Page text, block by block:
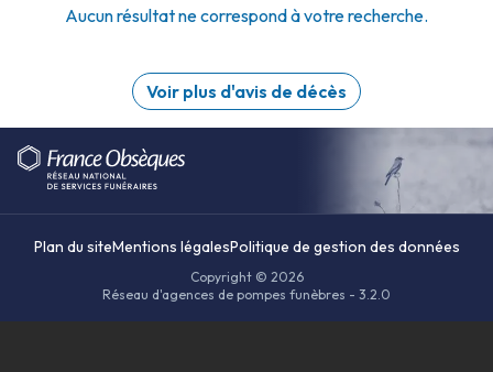
Aucun résultat ne correspond à votre recherche.
Voir plus d'avis de décès
Plan du siteMentions légalesPolitique de gestion des données
Copyright © 2026
Réseau d'agences de pompes funèbres - 3.2.0